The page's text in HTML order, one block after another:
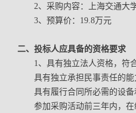
2、采购内容：上海交通大
3、预算价：19.8万元
二、投标人应具备的资格要求
1、具有独立法人资格，符
具有独立承担民事责任的能
具有履行合同所必需的设
参加采购活动前三年内，